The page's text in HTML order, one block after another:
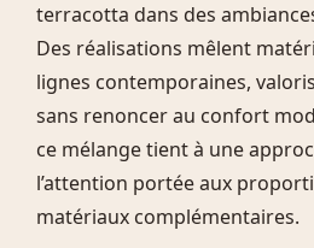
terracotta dans des
Des réalisations mêlent
lignes contemporaines,
sans renoncer au confort
ce mélange tient à une
l’attention portée aux
matériaux complémentaires.